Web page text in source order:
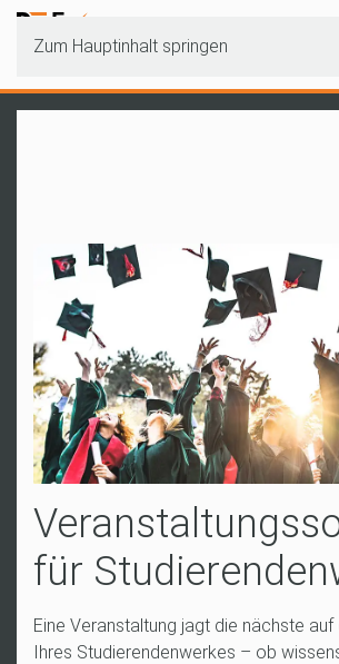
Zum Hauptinhalt springen
für
Eine Veranstaltung jagt die nächste auf
Ihres Studierendenwerkes – ob